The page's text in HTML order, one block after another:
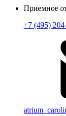
Приемное
+7 (495)